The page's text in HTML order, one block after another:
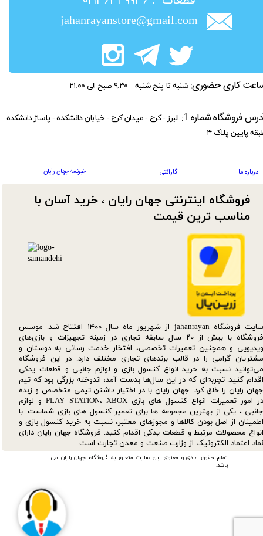
تمام حقوق مادی و معنوی این سایت متعلق به فروشگاه جهان رایان می
باشد.
jahanrayanstore@gmail.com
سایت فروشگاه jahanrayan از شهریور ماه سال ۱۴۰۰ افتتاح شد. موسس
فروشگاه با بیش از ۲۰ سال سابقه تجاری در زمینه تجهیزات و بازی‌های
ویدیویی و همچنین تعمیرات تخصصی، افتخار خدمت رسانی به دوستان و
مشتریان گرامی را در قالب برندهای تجاری مختلف دارد. در این فروشگاه
می‌توانید نسبت به خرید انواع کنسول بازی و لوازم جانبی و قطعات یدکی‌
اقدام کنید. تجربه‌ای که در این سال‌ها بدست آمد، اندوخته بزرگی بود که تیم
جهان رایان را خلق کرد. جهان رایان با در اختیار داشتن تیمی متخصص و زبده
در امور تعمیرات انواع کنسول های بازی PLAY STATION، XBOX و لوازم
جانبی ، یکی از بهترین مجموعه ها برای تعمیر کنسول های بازی شماست. با
اطمینان از اصل بودن کالاها و مجوزهای معتبر، نسبت به خرید کنسول بازی و
انواع محصولات مرتبط و قطعات یدکی اقدام کنید. فروشگاه جهان رایان دارای
نماد اعتماد الکترونیک از وزارت صنعت و معدن تجارت است.
فروشگاه اینترنتی جهان رایان ، خرید آسان با
مناسب ترین قیمت​​​​​​​
کاری حضوری: شنبه تا پنج شنبه – ۹:۳۰ صبح الی ۲۱:۰۰
درباره ما گارانتی خبرنامه جهان رایان
فروشگاه شماره 1:
البرز - کرج - میدان کرج - خیابان دانشکده - پاساژ دانشکده
پایین پلاک ۴